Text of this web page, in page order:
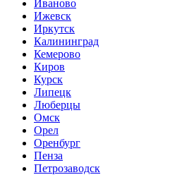
Иваново
Ижевск
Иркутск
Калининград
Кемерово
Киров
Курск
Липецк
Люберцы
Омск
Орел
Оренбург
Пенза
Петрозаводск